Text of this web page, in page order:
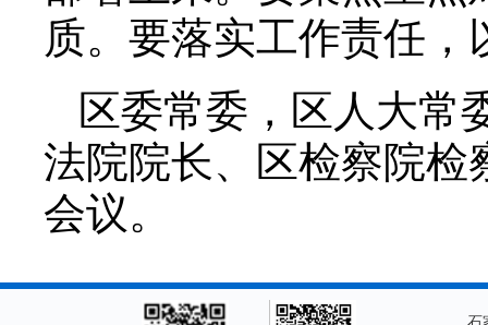
质。要落实工作责任
区委常委，区人大常
法院院长、区检察院检
会议。